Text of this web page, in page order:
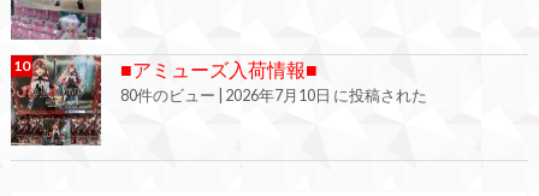
■アミューズ入荷情報■
80件のビュー 2026年7月10日 に投稿された